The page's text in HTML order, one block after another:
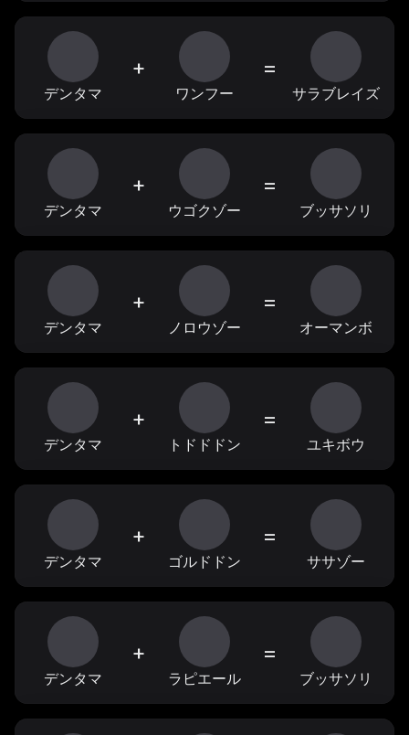
デンタマ
+
ワンフー
=
サラブレイズ
デンタマ
+
ウゴクゾー
=
ブッサソリ
デンタマ
+
ノロウゾー
=
オーマンボ
デンタマ
+
トドドドン
=
ユキボウ
デンタマ
+
ゴルドドン
=
ササゾー
デンタマ
+
ラピエール
=
ブッサソリ